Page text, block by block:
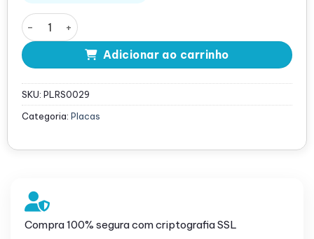
Placa Riser 3 Dell PowerEdger R620 PCI-e x16 -
Adicionar ao carrinho
SKU: PLRS0029
Categoria: Placas
Compra 100% segura com criptografia SSL